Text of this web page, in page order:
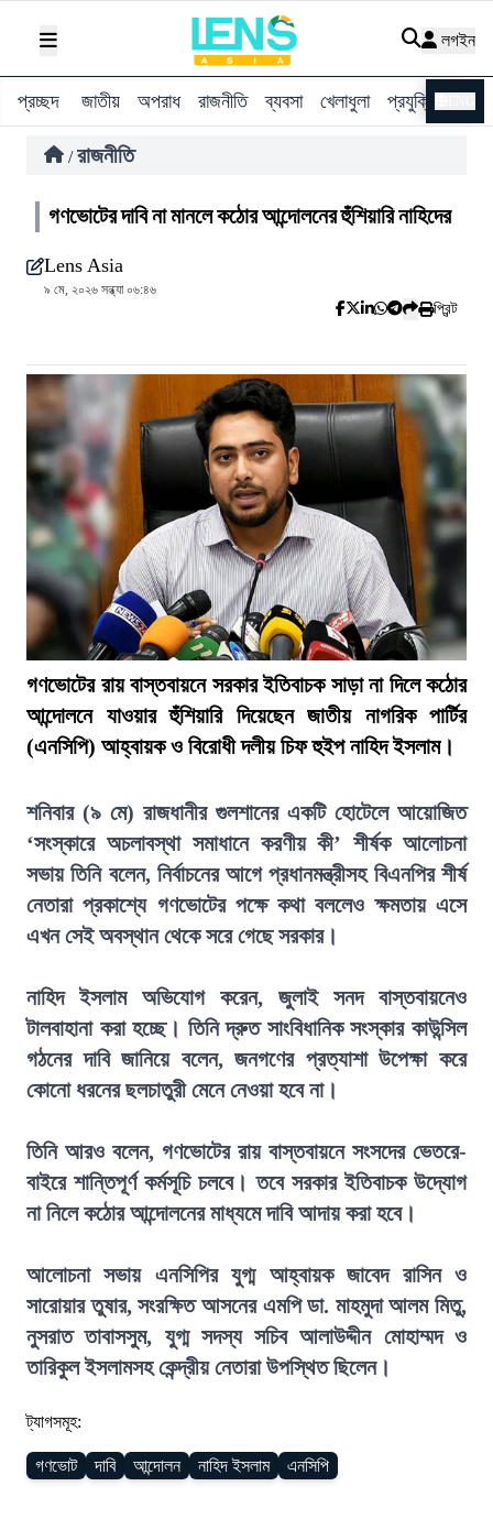
লগইন
প্রচ্ছদ জাতীয় অপরাধ রাজনীতি ব্যবসা খেলাধুলা প্রযুক্তি
/ রাজনীতি
গণভোটের দাবি না মানলে কঠোর আন্দোলনের হুঁশিয়ারি নাহিদের
Lens Asia
৯ মে, ২০২৬ সন্ধ্যা ০৬:৪৬
প্রিন্ট
গণভোটের রায় বাস্তবায়নে সরকার ইতিবাচক সাড়া না দিলে কঠোর
আন্দোলনে যাওয়ার হুঁশিয়ারি দিয়েছেন জাতীয় নাগরিক পার্টির
(এনসিপি) আহ্বায়ক ও বিরোধী দলীয় চিফ হুইপ নাহিদ ইসলাম।
শনিবার (৯ মে) রাজধানীর গুলশানের একটি হোটেলে আয়োজিত
‘সংস্কারে অচলাবস্থা সমাধানে করণীয় কী’ শীর্ষক আলোচনা
সভায় তিনি বলেন, নির্বাচনের আগে প্রধানমন্ত্রীসহ বিএনপির শীর্ষ
নেতারা প্রকাশ্যে গণভোটের পক্ষে কথা বললেও ক্ষমতায় এসে
এখন সেই অবস্থান থেকে সরে গেছে সরকার।
নাহিদ ইসলাম অভিযোগ করেন, জুলাই সনদ বাস্তবায়নেও
টালবাহানা করা হচ্ছে। তিনি দ্রুত সাংবিধানিক সংস্কার কাউন্সিল
গঠনের দাবি জানিয়ে বলেন, জনগণের প্রত্যাশা উপেক্ষা করে
কোনো ধরনের ছলচাতুরী মেনে নেওয়া হবে না।
তিনি আরও বলেন, গণভোটের রায় বাস্তবায়নে সংসদের ভেতরে-
বাইরে শান্তিপূর্ণ কর্মসূচি চলবে। তবে সরকার ইতিবাচক উদ্যোগ
না নিলে কঠোর আন্দোলনের মাধ্যমে দাবি আদায় করা হবে।
আলোচনা সভায় এনসিপির যুগ্ম আহ্বায়ক জাবেদ রাসিন ও
সারোয়ার তুষার, সংরক্ষিত আসনের এমপি ডা. মাহমুদা আলম মিতু,
নুসরাত তাবাসসুম, যুগ্ম সদস্য সচিব আলাউদ্দীন মোহাম্মদ ও
তারিকুল ইসলামসহ কেন্দ্রীয় নেতারা উপস্থিত ছিলেন।
ট্যাগসমূহ:
গণভোট দাবি আন্দোলন নাহিদ ইসলাম এনসিপি